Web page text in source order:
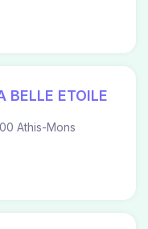
BELLE ETOILE
Athis-Mons